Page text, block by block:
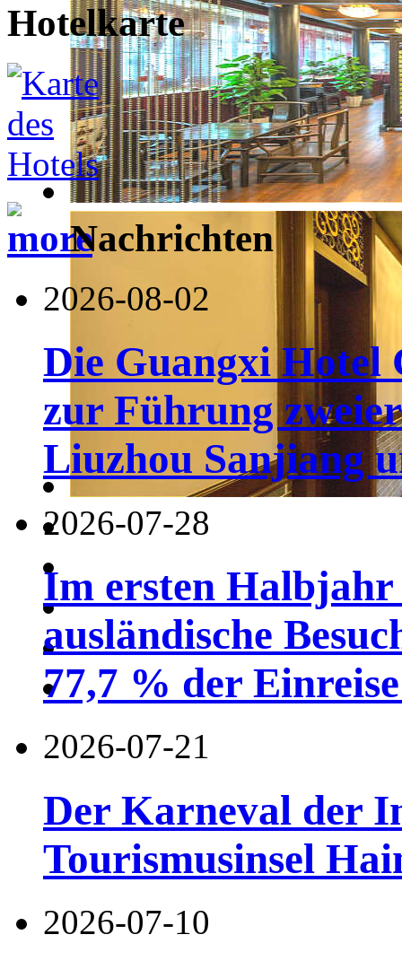
Hotelkarte
Nachrichten
2026-08-02
Die Guangxi Hotel
zur Führung
Liuzhou Sanjiang
2026-07-28
Im ersten
ausländische
77,7 % der
2026-07-21
Der Karneval der
Tourismusinsel
2026-07-10